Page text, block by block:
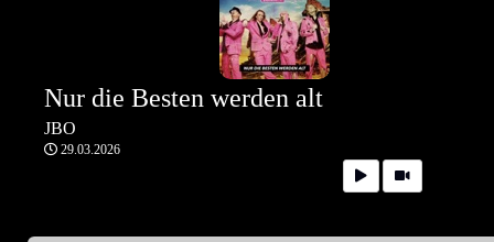
Nur die Besten werden alt
JBO
29.03.2026